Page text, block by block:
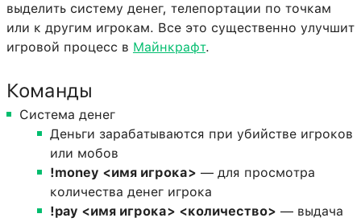
выделить систему денег, телепортации по точкам
или к другим игрокам. Все это существенно улучшит
игровой процесс в Майнкрафт.
Команды
Система денег
Деньги зарабатываются при убийстве игроков
или мобов
!money <имя игрока> — для просмотра
количества денег игрока
!pay <имя игрока> <количество> — выдача